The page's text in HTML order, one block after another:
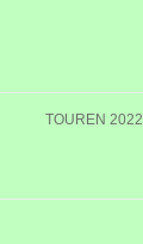
TOUREN 2022